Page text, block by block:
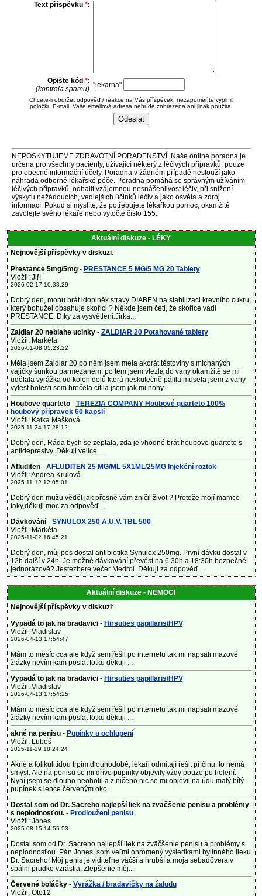
Text příspěvku *:
Opište kód *:
(kontrola spamu) " lekarna"
Chcete-li obdržet odpověď / reakce na Váš příspěvek, nezapomeňte vyplnit
položku E-mail. Vaše emailová adresa nebude zobrazena ani jinak použita.
NEPOSKYTUJEME ZDRAVOTNÍ PORADENSTVÍ. Naše online poradna je
určena pro všechny pacienty, užívající některý z léčivých přípravků, pouze
pro obecné informační účely. Poradna v žádném případě neslouží jako
náhrada odborné lékařské péče. Poradna pomáhá se správným užíváním
léčivých přípravků, odhalit vzájemnou nesnášenlivost léčiv, při snížení
výskytu nežádoucích, vedlejších účinků léčiv a jako osvěta a zdroj
informací. Pokud si myslíte, že potřebujete lékařkou pomoc, okamžitě
zavolejte svého lékaře nebo vytočte číslo 155.
Aktuální diskuze - LÉKY
Nejnovější příspěvky v diskuzi:
Prestance 5mg/5mg- PRESTANCE 5 MG/5 MG 20 Tablety
Vložil: Jiří
2026-02-17 10:38:29
Dobrý den, mohu brát idoplněk stravy DIABEN na stabilizaci krevního cukru,
který bohužel obsahuje skořici ? Někde jsem četl, že skořice vadí
PRESTANCE. Díky za vysvětlení.Jirka...
Zaldiar 20 neblahe ucinky- ZALDIAR 20 Potahované tablety
Vložil: Markéta
2026-01-08 05:23:22
Měla jsem Zaldiar 20 po něm jsem mela akorát těstoviny s míchaných
vajíčky šunkou parmezanem, po tem jsem vlezla do vany okamžitě se mi
udělala vyrážka od kolen dolů která neskutečně pálila musela jsem z vany
vylest bolesti sem brečela cítila jsem jak mi nohy...
Houbove quarteto- TEREZIA COMPANY Houbové quarteto 100%
houbový přípravek 60 kapslí
Vložil: Katka Mašková
2025-11-24 17:28:12
Dobrý den, Ráda bych se zeptala, zda je vhodné brát houbove quarteto s
antidepresivy. Děkuji velice ...
Afluditen- AFLUDITEN 25 MG/ML 5X1ML/25MG Injekční roztok
Vložil: Andrea Krulová
2025-11-12 12:05:01
Dobrý den můžu vědět jak přesně vám zničil život ? Protože mojí mamce
taky,děkuji moc za odpověď ...
Dávkování - SYNULOX 250 A.U.V. TBL 500
Vložil: Markéta
2025-11-02 16:45:21
Dobrý den, můj pes dostal antibiotika Synulox 250mg. První dávku dostal v
12h další v 24h. Je možné dávkování převést na 6:30h a 18:30h bezpečné
jednorázově? Jestezbere večer Medrol. Děkuji za odpověď....
Aktuální diskuze - NEMOCI
Nejnovější příspěvky v diskuzi:
Vypadá to jak na bradavici - Hirsuties papillaris/HPV
Vložil: Vladislav
2026-04-13 17:54:47
Mám to měsíc cca ale když sem řešil po internetu tak mi napsali mazové
žlázky nevím kam poslat fotku děkuji ...
Vypadá to jak na bradavici - Hirsuties papillaris/HPV
Vložil: Vladislav
2026-04-13 17:54:25
Mám to měsíc cca ale když sem řešil po internetu tak mi napsali mazové
žlázky nevím kam poslat fotku děkuji ...
akné na penisu- Pupínky u ochlupení
Vložil: Luboš
2025-11-29 18:24:24
Akné a folikulitidou trpím dlouhodobě, lékaři odmítají řešit příčinu, to nemá
smysl. Ale na penisu se mi dříve pupínky objevily vždy pouze po holení.
Nyní jsem se dlouho neoholil a z ničeho nic se mi objevil na údu malý bílý
pupínek s lehce červeným oko...
Dostal som od Dr. Sacreho najlepší liek na zväčšenie penisu a problémy
s neplodnosťou.- Prodloužení penisu
Vložil: Jones
2025-08-15 14:55:53
Dostal som od Dr. Sacreho najlepší liek na zväčšenie penisu a problémy s
neplodnosťou. Pán Jones, som veľmi ohromený výsledkami bylinného lieku
Dr. Sacreho! Môj penis je viditeľne väčší a hrubší a moja sebadôvera v
spálni prudko vzrástla. Zlepšenie môj...
Červené boláčky - Vyrážka / bradavičky na žaludu
Vložil: Oto12